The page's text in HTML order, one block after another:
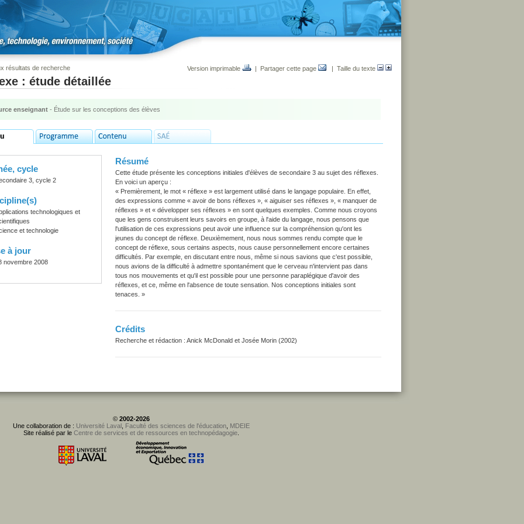
résultats de recherche Version imprimable | Partager cette page | Taille du texte
: étude détaillée
enseignant - Étude sur les conceptions des élèves
cycle
3, cycle 2
technologiques et
et technologie
à jour
novembre 2008
Résumé
Cette étude présente les conceptions initiales d'élèves de secondaire 3 au sujet des réflexes.
En voici un aperçu :
« Premièrement, le mot « réflexe » est largement utilisé dans le langage populaire. En effet,
des expressions comme « avoir de bons réflexes », « aiguiser ses réflexes », « manquer de
réflexes » et « développer ses réflexes » en sont quelques exemples. Comme nous croyons
que les gens construisent leurs savoirs en groupe, à l'aide du langage, nous pensons que
l'utilisation de ces expressions peut avoir une influence sur la compréhension qu'ont les
jeunes du concept de réflexe. Deuxièmement, nous nous sommes rendu compte que le
concept de réflexe, sous certains aspects, nous cause personnellement encore certaines
difficultés. Par exemple, en discutant entre nous, même si nous savions que c'est possible,
nous avions de la difficulté à admettre spontanément que le cerveau n'intervient pas dans
tous nos mouvements et qu'il est possible pour une personne paraplégique d'avoir des
réflexes, et ce, même en l'absence de toute sensation. Nos conceptions initiales sont
tenaces. »
Crédits
Recherche et rédaction : Anick McDonald et Josée Morin (2002)
© 2002-2026
Une collaboration de : Université Laval, Faculté des sciences de l'éducation, MDEIE
Site réalisé par le Centre de services et de ressources en technopédagogie.